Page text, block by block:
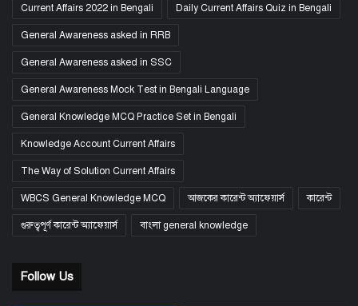
Current Affairs 2022 in Bengali Daily Current Affairs Quiz in Bengali
General Awareness asked in RRB
General Awareness asked in SSC
General Awareness Mock Test in Bengali Language
General Knowledge MCQ Practice Set in Bengali
Knowledge Account Current Affairs
The Way of Solution Current Affairs
WBCS General Knowledge MCQ আজকের কারেন্ট অ্যাফেয়ার্স কারেন্ট
গুরুত্বপূর্ণ কারেন্ট অ্যাফেয়ার্স বাংলা general knowledge
Follow Us